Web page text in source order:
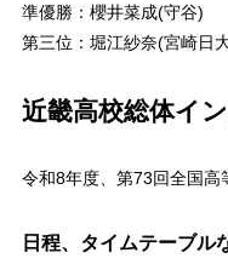
準優勝：櫻井菜成(守谷)
第三位：堀江紗奈(宮崎日
近畿高校総体イ
令和8年度、第73回全国高
日程、タイムテーブル